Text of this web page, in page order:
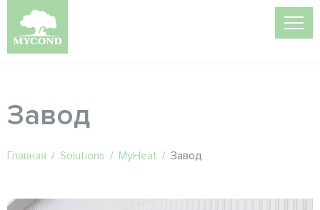
Завод
Главная / Solutions / MyHeat / Завод